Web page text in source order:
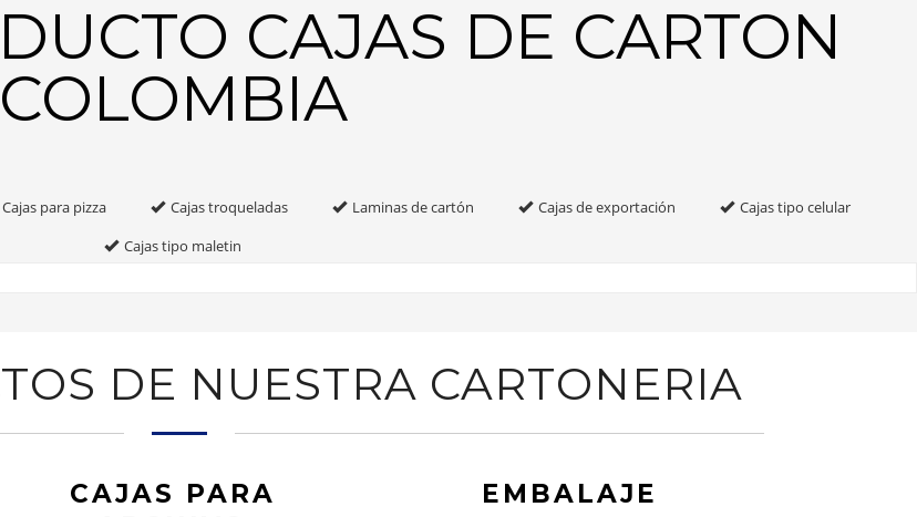
CAJAS DE CARTON
COLOMBIA
Cajas para pizza Cajas troqueladas Laminas de cartón Cajas de exportación
Cajas tipo celular
Cajas tipo maletin
DE NUESTRA CARTONERIA
CAJAS PARA
EMBALAJE